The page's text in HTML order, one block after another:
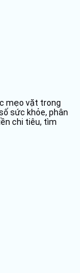
mẹo vặt trong
sức khỏe, phân
chi tiêu, tìm